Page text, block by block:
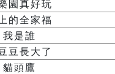
園真好玩
的全家福
我是誰
豆長大了
貓頭鷹